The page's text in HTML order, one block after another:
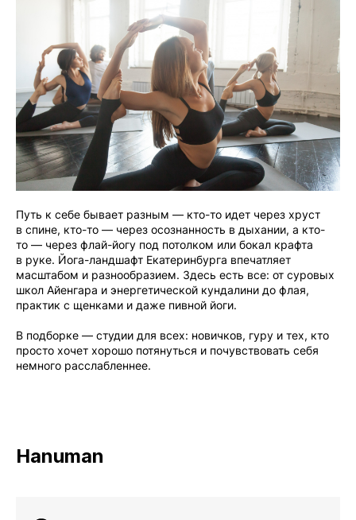
Путь к себе бывает разным — кто-то идет через хруст
в спине, кто-то — через осознанность в дыхании, а кто-
то — через флай-йогу под потолком или бокал крафта
в руке. Йога-ландшафт Екатеринбурга впечатляет
масштабом и разнообразием. Здесь есть все: от суровых
школ Айенгара и энергетической кундалини до флая,
практик с щенками и даже пивной йоги.
В подборке — студии для всех: новичков, гуру и тех, кто
просто хочет хорошо потянуться и почувствовать себя
немного расслабленнее.
Hanuman